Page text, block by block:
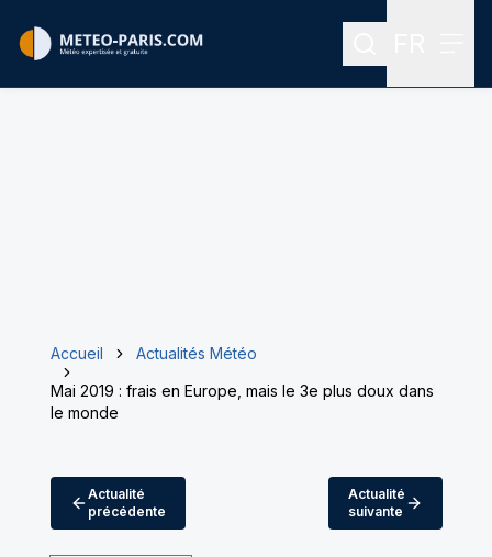
Rechercher
Accueil
Actualités Météo
Mai 2019 : frais en Europe, mais le 3e plus doux dans
le monde
Actualité
précédente
Actualité
suivante